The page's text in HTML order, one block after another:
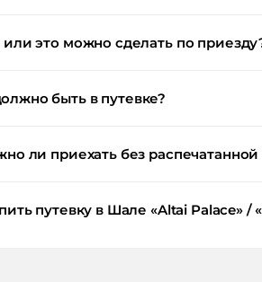
это можно сделать по
быть в путевке?
ли приехать без распечатанной
путевку в Шале «Altai Palace» /